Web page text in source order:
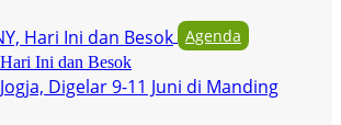
Agenda
Ini dan Besok